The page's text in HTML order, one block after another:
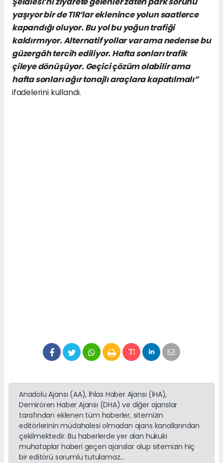
yaşıyor bir de TIR’lar eklenince yolun saatlerce
kapandığı oluyor. Bu yol bu yoğun trafiği
kaldırmıyor. Alternatif yollar var ama nedense bu
güzergâh tercih ediliyor. Hafta sonları trafik
çileye dönüşüyor. Geçici çözüm olabilir ama
hafta sonları ağır tonajlı araçlara kapatılmalı”
ifadelerini kullandı.
Anadolu Ajansı (AA), İhlas Haber Ajansı (İHA),
Demirören Haber Ajansı (DHA) ve diğer ajanslar
tarafından eklenen tüm haberler, sitemizin
editörlerinin müdahalesi olmadan ajans kanallarından
çekilmektedir. Bu haberlerde yer alan hukuki
muhataplar haberi geçen ajanslar olup sitemizin hiç
bir editörü sorumlu tutulamaz...